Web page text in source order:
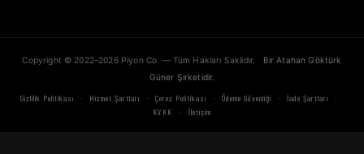
Copyright © 2022–2026 Piyon Co. — Tüm Hakları Saklıdır.
Bir Atahan Göktürk
Güner Şirketidir.
Gizlilik Politikası · Hizmet Şartları · Çerez Politikası · Ödeme Güvenliği · İade Şartları ·
KVKK · İletişim